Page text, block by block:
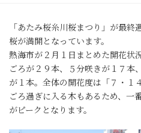
「あたみ桜糸川桜まつり」が最
桜が満開となっています。
熱海市が２月１日まとめた開花状
ごろが２９本、５分咲きが１７本
が１本。全体の開花度は「７・１
ごろ過ぎに入る木もあるため、一
がピークとなります。